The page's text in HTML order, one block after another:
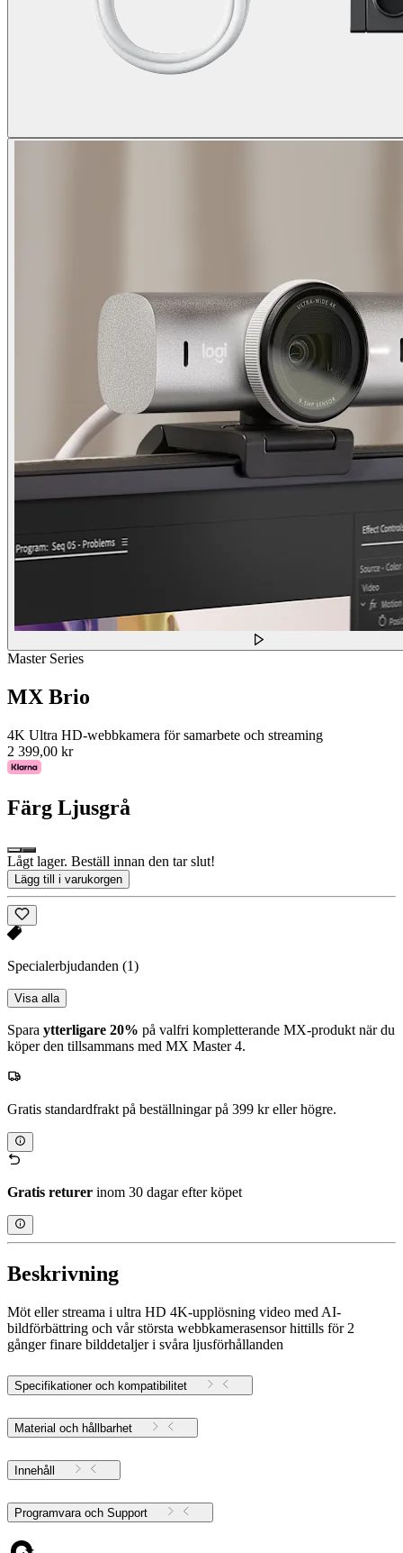
Master Series
MX Brio
4K Ultra HD-webbkamera för samarbete och streaming
2 399,00 kr
Färg Ljusgrå
Lågt lager. Beställ innan den tar slut!
Lägg till i varukorgen
Specialerbjudanden (1)
Visa alla
Spara ytterligare 20% på valfri kompletterande MX-produkt när du
köper den tillsammans med MX Master 4.
Gratis standardfrakt på beställningar på 399 kr eller högre.
Gratis returer inom 30 dagar efter köpet
Beskrivning
Möt eller streama i ultra HD 4K-upplösning video med AI-
bildförbättring och vår största webbkamerasensor hittills för 2
gånger finare bilddetaljer i svåra ljusförhållanden
Specifikationer och kompatibilitet
Material och hållbarhet
Innehåll
Programvara och Support